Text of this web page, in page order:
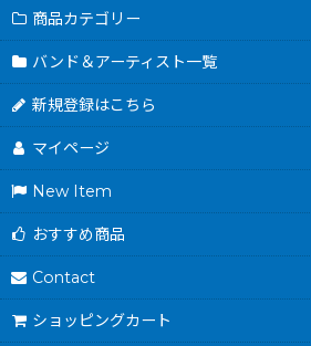
商品カテゴリー
バンド＆アーティスト一覧
新規登録はこちら
マイページ
New Item
おすすめ商品
Contact
ショッピングカート